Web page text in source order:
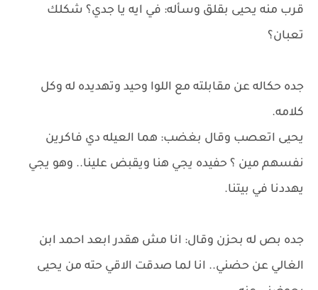
قرب منه يحيى بقلق وسأله: في ايه يا جدي؟ شكلك
تعبان؟
جده حكاله عن مقابلته مع اللوا وحيد وتهديده له وكل
كلامه.
يحيى اتعصب وقال بغضب: هما العيله دي فاكرين
نفسهم مين ؟ حفيده يجي هنا ويقبض علينا.. وهو يجي
يهددنا في بيتنا.
جده بص له بحزن وقال: انا مش هقدر ابعد احمد ابن
الغالي عن حضني.. انا لما صدقت الاقي حته من يحيى